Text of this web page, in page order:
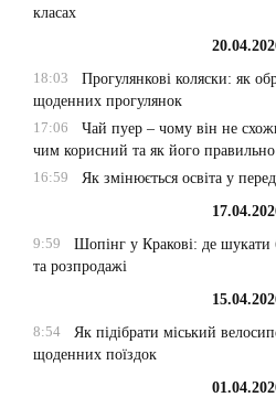
класах
18:03
Прогулянкові коляски: як
щоденних прогулянок
17:06
Чай пуер – чому він не
чим корисний та як його
16:59
Як змінюється освіта у
9:59
Шопінг у Кракові: де шукати
та розпродажі
8:54
Як підібрати міський
щоденних поїздок